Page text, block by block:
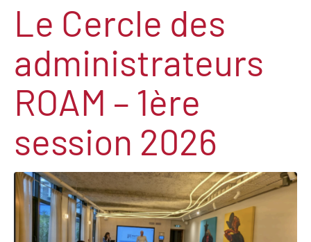
Le Cercle des
administrateurs
ROAM – 1ère
session 2026